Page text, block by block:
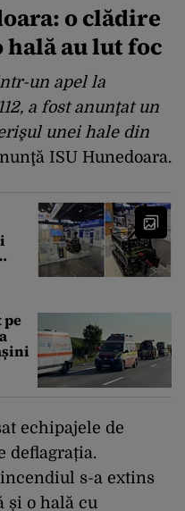
o clădire
au lut foc
un apel la
a fost anunţat un
unei hale din
ISU Hunedoara.
la
echipajele de
deflagrația.
s-a extins
și o hală cu